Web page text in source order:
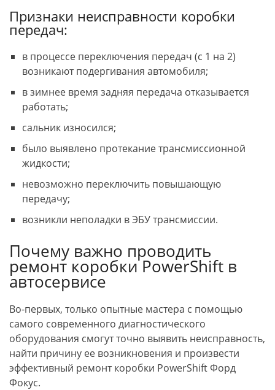
Признаки неисправности коробки
передач:
в процессе переключения передач (с 1 на 2)
возникают подергивания автомобиля;
в зимнее время задняя передача отказывается
работать;
сальник износился;
было выявлено протекание трансмиссионной
жидкости;
невозможно переключить повышающую
передачу;
возникли неполадки в ЭБУ трансмиссии.
Почему важно проводить
ремонт коробки PowerShift в
автосервисе
Во-первых, только опытные мастера с помощью
самого современного диагностического
оборудования смогут точно выявить неисправность,
найти причину ее возникновения и произвести
эффективный ремонт коробки PowerShift Форд
Фокус.